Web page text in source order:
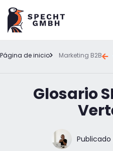
Página de inicio Marketing B2B
Glosario
Publicado